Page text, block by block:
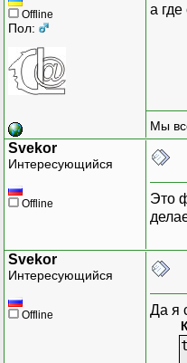
Offline
Пол:
а
Мы
Svekor
Интересующийся
Offline
Это
Svekor
Интересующийся
Offline Да я